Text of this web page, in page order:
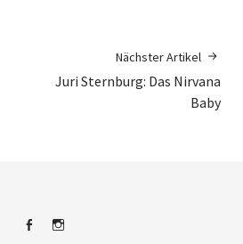
Nächster Artikel
Juri Sternburg: Das Nirvana
Baby